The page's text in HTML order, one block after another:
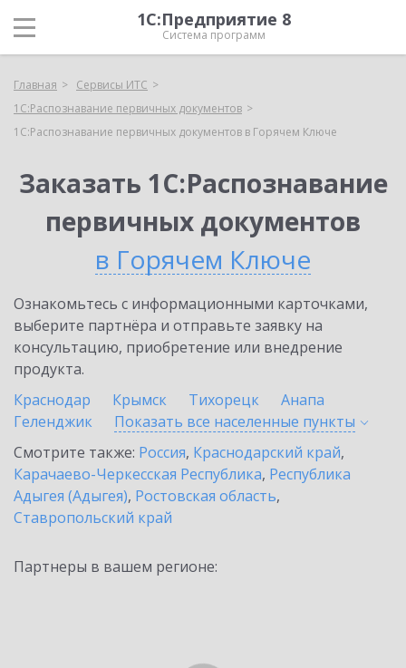
1С:Предприятие 8
Система программ
Главная
Сервисы ИТС
1С:Распознавание первичных документов
1С:Распознавание первичных документов в Горячем Ключе
Заказать 1С:Распознавание
первичных документов
в Горячем Ключе
Ознакомьтесь с информационными карточками,
выберите партнёра и отправьте заявку на
консультацию, приобретение или внедрение
продукта.
Краснодар
Крымск Тихорецк
Анапа
Геленджик
Показать все населенные пункты
Смотрите также: Россия, Краснодарский край,
Карачаево-Черкесская Республика, Республика
Адыгея (Адыгея), Ростовская область,
Ставропольский край
Партнеры в вашем регионе: